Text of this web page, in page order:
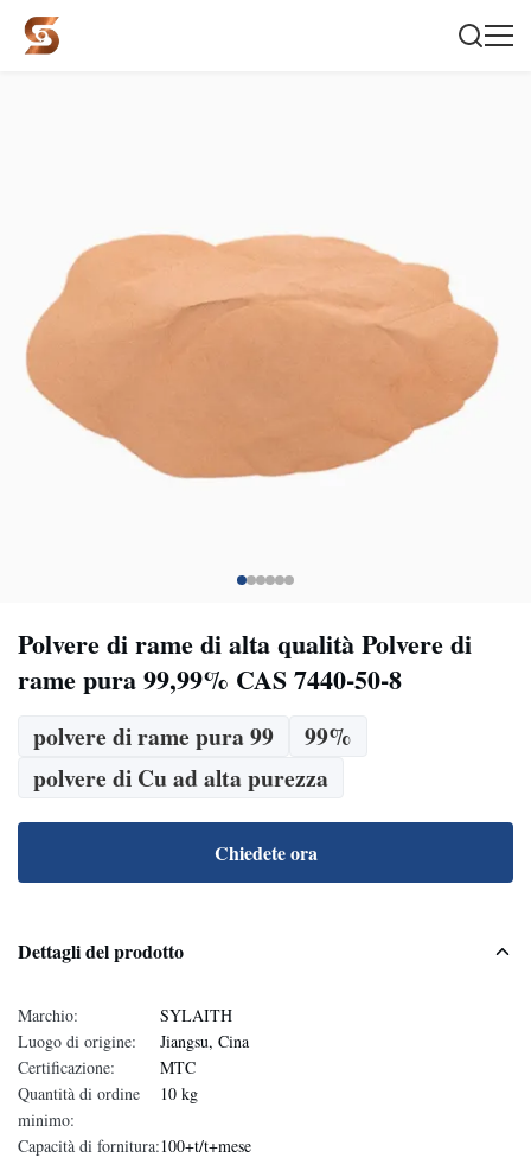
Polvere di rame di alta qualità Polvere di
rame pura 99,99% CAS 7440-50-8
polvere di rame pura 99
99%
polvere di Cu ad alta purezza
Chiedete ora
Dettagli del prodotto
Marchio:
SYLAITH
Luogo di origine:
Jiangsu, Cina
Certificazione:
MTC
Quantità di ordine
minimo:
10 kg
Capacità di fornitura:100+t/t+mese